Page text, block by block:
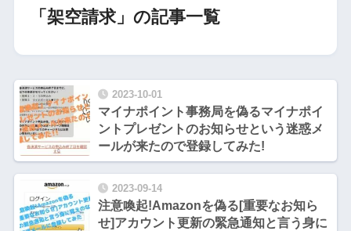
「架空請求」の記事一覧
2023-10-01
マイナポイント事務局を偽るマイナポイ
ントプレゼントのお知らせという迷惑メ
ールが来たので登録してみた!
2023-09-14
注意喚起!Amazonを偽る[重要なお知ら
せ]アカウント更新の緊急通知と言う身に